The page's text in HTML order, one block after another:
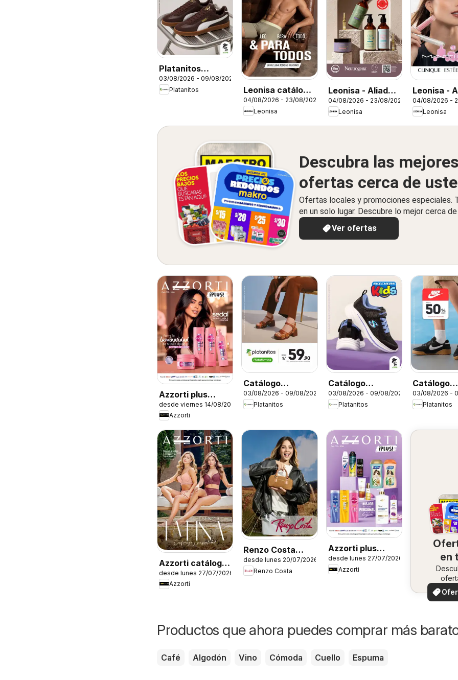
Platanitos
catálogo
03/08/2026 - 09/08/2026
Platanitos
Leonisa catálogo
Leo - Campaña 12
04/08/2026 - 23/08/2026
Leonisa
Leonisa - Aliados
Leonisa
04/08/2026 - 23/08/2026
Leonisa
Leonisa -
Leonisa II
04/08/2026 -
Leonisa
Descubra las mejores
ofertas cerca de
Ofertas locales y promociones especiales.
en un solo lugar. Descubre lo mejor cerca
Ver ofertas
Azzorti plus
catálogo -
Campaña 13
desde viernes 14/08/2026
Azzorti
Catálogo
Platanitos -
Plataformas
03/08/2026 - 09/08/2026
Platanitos
Catálogo
Platanitos -
Skechers Kids
03/08/2026 - 09/08/2026
Platanitos
Catálogo
Platanitos
03/08/2026 -
Platanitos
Azzorti catálogo
- Campaña 12
desde lunes 27/07/2026
Azzorti
Renzo Costa
catálogo
desde lunes 20/07/2026
Renzo Costa
Azzorti plus
catálogo -
Campaña 12
desde lunes 27/07/2026
Azzorti
en
Productos que ahora puedes comprar más
Café Algodón Vino Cómoda Cuello Espuma